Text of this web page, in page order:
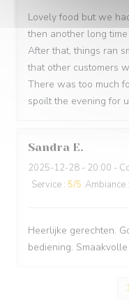
Lovely food but we
then another long
After that, things ran
that other customers
There was too much
spoilt the evening for
Sandra E
2025-12-28 - 20:00 -
Service : 5/5 Ambiance :
Heerlijke gerechten.
bediening.